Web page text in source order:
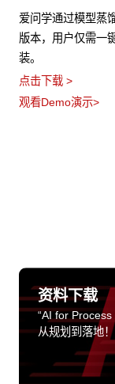
爱问学通过模型蒸
版本，用户仅需一
装。
点击下载 >
观看Demo演示>
资料下载
“AI for
从规划到落地